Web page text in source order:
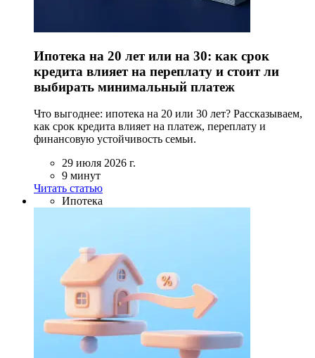
Ипотека на 20 лет или на 30: как срок
кредита влияет на переплату и стоит ли
выбирать минимальный платеж
Что выгоднее: ипотека на 20 или 30 лет? Рассказываем,
как срок кредита влияет на платеж, переплату и
финансовую устойчивость семьи.
29 июля 2026 г.
9 минут
Читать статью
Ипотека